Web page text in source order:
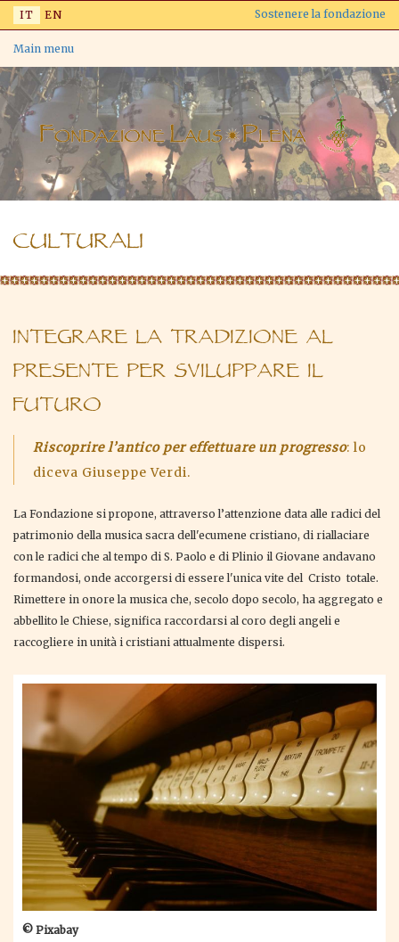
Salta
principale
IT EN Sostenere la fondazione
Main menu
CULTURALI
INTEGRARE LA TRADIZIONE AL
PRESENTE PER SVILUPPARE IL
FUTURO
Riscoprire l’antico per effettuare un progresso: lo
diceva Giuseppe Verdi.
La Fondazione si propone, attraverso l’attenzione data alle radici del
patrimonio della musica sacra dell'ecumene cristiano, di riallaciare
con le radici che al tempo di S. Paolo e di Plinio il Giovane andavano
formandosi, onde accorgersi di essere l'unica vite del Cristo totale.
Rimettere in onore la musica che, secolo dopo secolo, ha aggregato e
abbellito le Chiese, significa raccordarsi al coro degli angeli e
raccogliere in unità i cristiani attualmente dispersi.
© Pixabay